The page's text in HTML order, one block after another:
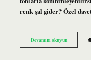
renk şal gider? Özel
Devamını okuyunLacivert
Elbisenin